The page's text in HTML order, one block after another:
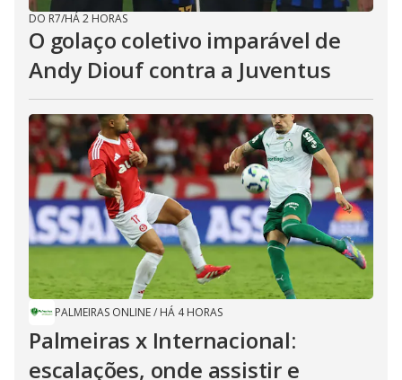
DO R7/HÁ 2 HORAS
O golaço coletivo imparável de
Andy Diouf contra a Juventus
PALMEIRAS ONLINE/ HÁ 4 HORAS
Palmeiras x Internacional:
escalações, onde assistir e